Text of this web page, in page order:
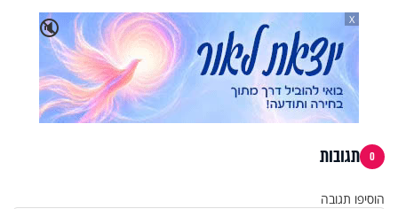
🔇
X
0 תגובות
הוסיפו תגובה